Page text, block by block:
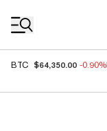
BTC $64,350.00 -0.90%